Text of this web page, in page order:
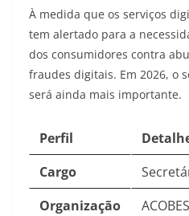
À medida que os serviços
tem alertado para a
dos consumidores contra
fraudes digitais. Em 2026, o
será ainda mais importante.
Perfil
Cargo
Organização
ACOBES